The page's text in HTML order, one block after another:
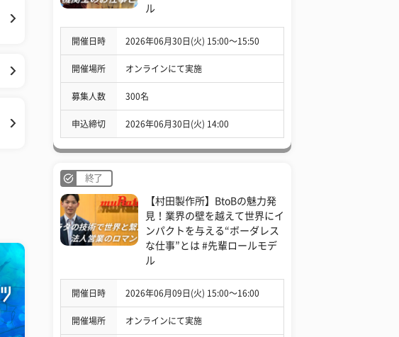
ル
開催日時 2026年06月30日(火) 15:00〜15:50
開催場所 オンラインにて実施
募集人数 300名
申込締切 2026年06月30日(火) 14:00
終了
【村田製作所】BtoBの魅力発
見！業界の壁を越えて世界にイ
ンパクトを与える“ボーダレス
な仕事”とは #先輩ロールモデ
ル
開催日時 2026年06月09日(火) 15:00〜16:00
開催場所 オンラインにて実施